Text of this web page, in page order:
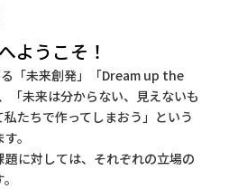
ようこそ！
「未来創発」「Dream up the
未来は分からない、見えないも
たちで作ってしまおう」という
。
に対しては、それぞれの立場の